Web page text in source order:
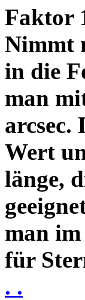
Faktor
Nimmt
in die
man
arcsec.
Wert
länge,
man
für
. .